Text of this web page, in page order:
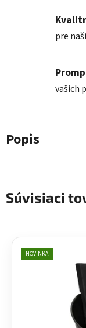
pre
vašich
Popis
Súvisiaci
NOVINKA